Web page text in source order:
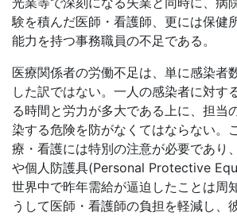
験を積んだ医師・看護師、更には保健
能力を持つ事務職員の不足である。
医療関係者の労働不足は、単に感染者
した訳ではない。一人の感染者に対す
る時間と労力が多大である上に、担当
染する危険を防がなくてはならない。
療・看護には特別の注意が必要であり
や個人防護具(Personal Protective
世界中で昨年需給が逼迫したことは周
うして医師・看護師の負担を軽減し、